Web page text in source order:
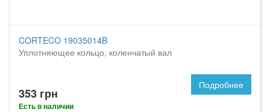
CORTECO 19035014B
Уплотняющее кольцо, коленчатый вал
353 грн
Есть в наличии
Подробнее